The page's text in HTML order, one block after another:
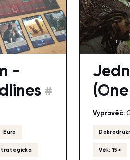
-
#
Euro
Vypravěč:
Věk: 15+